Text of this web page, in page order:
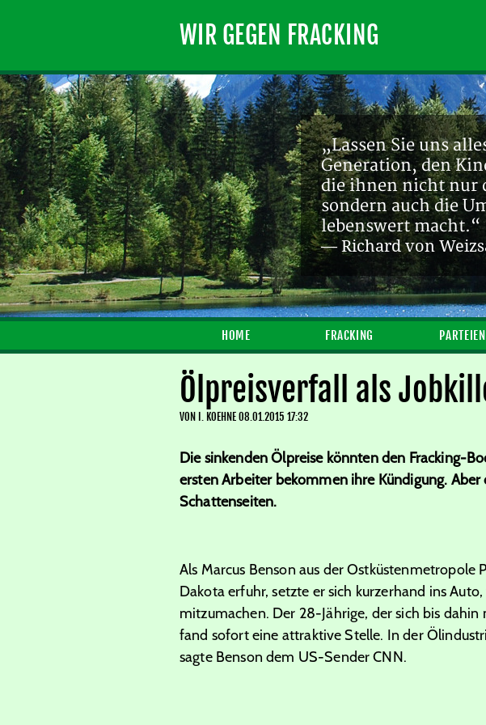
WIR GEGEN FRACKING
„Lassen Sie uns
Generation, den
die ihnen nicht nur
sondern auch die
lebenswert macht.“
— Richard von
HOME FRACKING PARTEIEN
Ölpreisverfall als
VON I. KOEHNE08.01.2015 17:32
Die sinkenden Ölpreise könnten den Fracking-
ersten Arbeiter bekommen ihre Kündigung.
Schattenseiten.
Als Marcus Benson aus der
Dakota erfuhr, setzte er sich kurzerhand ins
mitzumachen. Der 28-Jährige, der sich bis
fand sofort eine attraktive Stelle. In der
sagte Benson dem US-Sender CNN.